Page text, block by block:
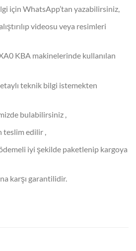
için WhatsApp’tan yazabilirsiniz,
videosu veya resimleri
KBA makinelerinde kullanılan
teknik bilgi istemekten
bulabilirsiniz ,
teslim edilir ,
iyi şekilde paketlenip kargoya
karşı garantilidir.